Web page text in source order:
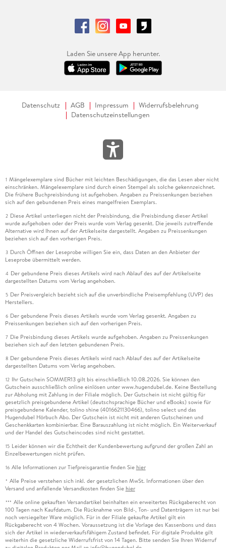
Laden Sie unsere App herunter.
Datenschutz AGB Impressum
Widerrufsbelehrung
Datenschutzeinstellungen
1 Mängelexemplare sind Bücher mit leichten Beschädigungen, die das Lesen aber nicht
einschränken. Mängelexemplare sind durch einen Stempel als solche gekennzeichnet.
Die frühere Buchpreisbindung ist aufgehoben. Angaben zu Preissenkungen beziehen
sich auf den gebundenen Preis eines mangelfreien Exemplars.
2 Diese Artikel unterliegen nicht der Preisbindung, die Preisbindung dieser Artikel
wurde aufgehoben oder der Preis wurde vom Verlag gesenkt. Die jeweils zutreffende
Alternative wird Ihnen auf der Artikelseite dargestellt. Angaben zu Preissenkungen
beziehen sich auf den vorherigen Preis.
3 Durch Öffnen der Leseprobe willigen Sie ein, dass Daten an den Anbieter der
Leseprobe übermittelt werden.
4 Der gebundene Preis dieses Artikels wird nach Ablauf des auf der Artikelseite
dargestellten Datums vom Verlag angehoben.
5 Der Preisvergleich bezieht sich auf die unverbindliche Preisempfehlung (UVP) des
Herstellers.
6 Der gebundene Preis dieses Artikels wurde vom Verlag gesenkt. Angaben zu
Preissenkungen beziehen sich auf den vorherigen Preis.
7 Die Preisbindung dieses Artikels wurde aufgehoben. Angaben zu Preissenkungen
beziehen sich auf den letzten gebundenen Preis.
8 Der gebundene Preis dieses Artikels wird nach Ablauf des auf der Artikelseite
dargestellten Datums vom Verlag angehoben.
12 Ihr Gutschein SOMMER13 gilt bis einschließlich 10.08.2026. Sie können den
Gutschein ausschließlich online einlösen unter www.hugendubel.de. Keine Bestellung
zur Abholung mit Zahlung in der Filiale möglich. Der Gutschein ist nicht gültig für
gesetzlich preisgebundene Artikel (deutschsprachige Bücher und eBooks) sowie für
preisgebundene Kalender, tolino shine (4016621130466), tolino select und das
Hugendubel Hörbuch Abo. Der Gutschein ist nicht mit anderen Gutscheinen und
Geschenkkarten kombinierbar. Eine Barauszahlung ist nicht möglich. Ein Weiterverkauf
und der Handel des Gutscheincodes sind nicht gestattet.
15 Leider können wir die Echtheit der Kundenbewertung aufgrund der großen Zahl an
Einzelbewertungen nicht prüfen.
16 Alle Informationen zur Tiefpreisgarantie finden Sie hier
* Alle Preise verstehen sich inkl. der gesetzlichen MwSt. Informationen über den
Versand und anfallende Versandkosten finden Sie hier
*** Alle online gekauften Versandartikel beinhalten ein erweitertes Rückgaberecht von
100 Tagen nach Kaufdatum. Die Rücknahme von Bild-, Ton- und Datenträgern ist nur bei
noch versiegelter Ware möglich. Für in der Filiale gekaufte Artikel gilt ein
Rückgaberecht von 4 Wochen. Voraussetzung ist die Vorlage des Kassenbons und dass
sich der Artikel in wiederverkaufsfähigem Zustand befindet. Für digitale Produkte gilt
weiterhin die gesetzliche Widerrufsfrist von 14 Tagen. Bitte senden Sie Ihren Widerruf